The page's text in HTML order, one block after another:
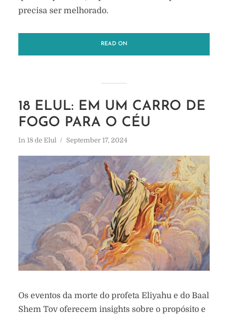
precisa ser melhorado.
READ ON
18 ELUL: EM UM CARRO DE
FOGO PARA O CÉU
In 18 de Elul September 17, 2024
Os eventos da morte do profeta Eliyahu e do Baal
Shem Tov oferecem insights sobre o propósito e